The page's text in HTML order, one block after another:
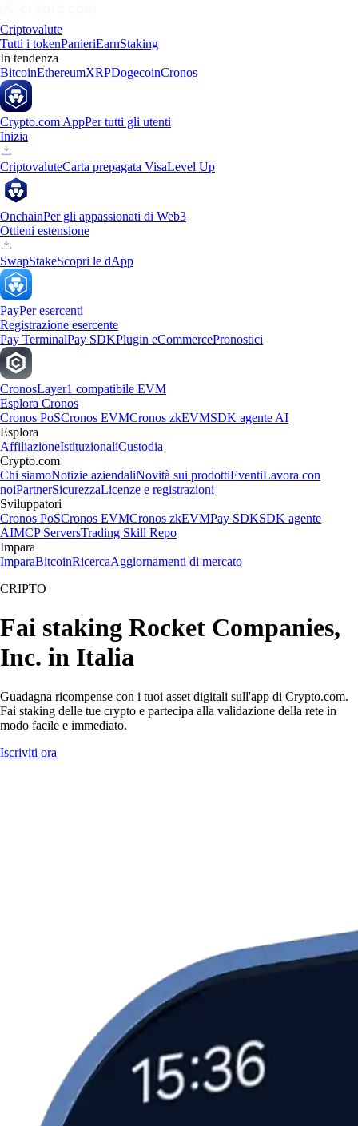
Criptovalute
Tutti i tokenPanieriEarnStaking
In tendenza
BitcoinEthereumXRPDogecoinCronos
Crypto.com AppPer tutti gli utenti
Inizia
CriptovaluteCarta prepagata VisaLevel Up
OnchainPer gli appassionati di Web3
Ottieni estensione
SwapStakeScopri le dApp
PayPer esercenti
Registrazione esercente
Pay TerminalPay SDKPlugin eCommercePronostici
CronosLayer1 compatibile EVM
Esplora Cronos
Cronos PoSCronos EVMCronos zkEVMSDK agente AI
Esplora
AffiliazioneIstituzionaliCustodia
Crypto.com
Chi siamoNotizie aziendaliNovità sui prodottiEventiLavora con
noiPartnerSicurezzaLicenze e registrazioni
Sviluppatori
Cronos PoSCronos EVMCronos zkEVMPay SDKSDK agente
AIMCP ServersTrading Skill Repo
Impara
ImparaBitcoinRicercaAggiornamenti di mercato
CRIPTO
Fai staking Rocket Companies,
Inc. in Italia
Guadagna ricompense con i tuoi asset digitali sull'app di Crypto.com.
Fai staking delle tue crypto e partecipa alla validazione della rete in
modo facile e immediato.
Iscriviti ora